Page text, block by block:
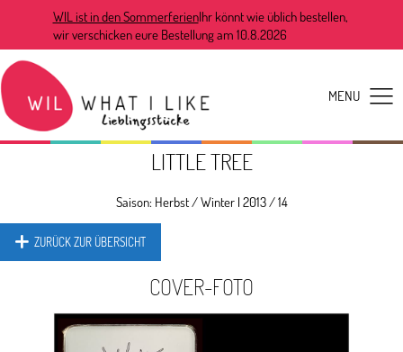
WIL ist in den SommerferienIhr könnt wie üblich bestellen,
wir verschicken eure Bestellung am 10.8.2026
LITTLE TREE
Saison: Herbst / Winter| 2013 / 14
ZURÜCK ZUR ÜBERSICHT
COVER-FOTO